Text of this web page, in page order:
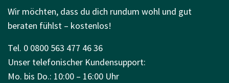
Wir möchten, dass du dich rundum wohl und gut
beraten fühlst – kostenlos!
Tel. 0 0800 563 477 46 36
Unser telefonischer Kundensupport:
Mo. bis Do.: 10:00 – 16:00 Uhr